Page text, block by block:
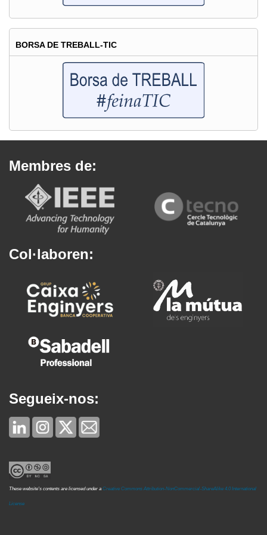
BORSA DE TREBALL-TIC
Membres de:
Col·laboren:
Segueix-nos:
These website's contents are licensed under a Creative Commons Attribution-NonCommercial-ShareAlike 4.0 International
License